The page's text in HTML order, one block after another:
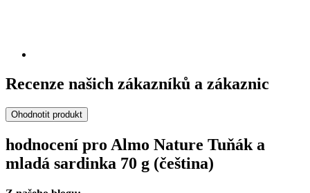
Recenze našich zákazníků a zákaznic
Ohodnotit produkt
hodnocení pro Almo Nature Tuňák a
mladá sardinka 70 g (čeština)